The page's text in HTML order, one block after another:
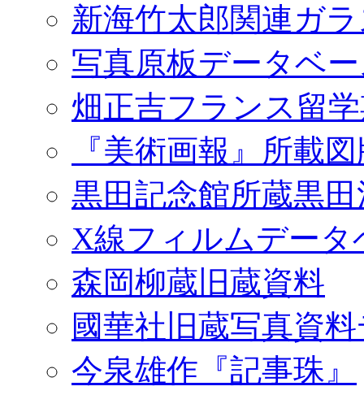
新海竹太郎関連ガ
写真原板データベ
畑正吉フランス留
『美術画報』所載
黒田記念館所蔵黒
X線フィルムデータ
森岡柳蔵旧蔵資料
國華社旧蔵写真資
今泉雄作『記事珠』